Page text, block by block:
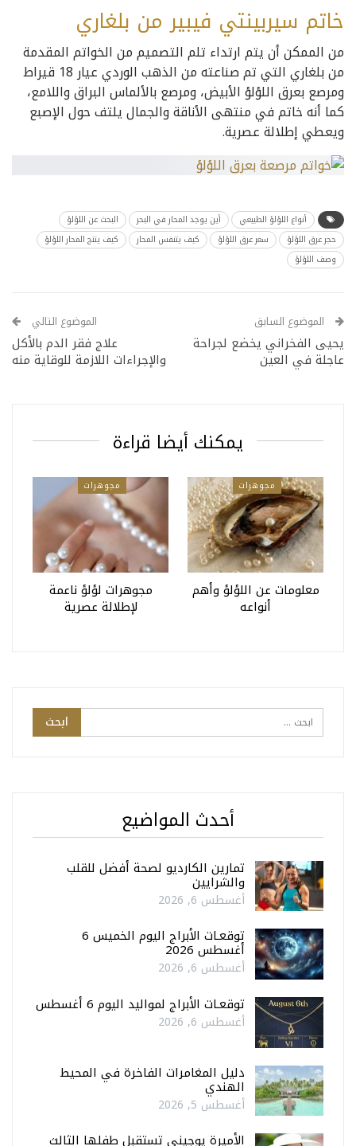
خاتم سيربينتي فيبير من بلغاري
من الممكن أن يتم ارتداء تلم التصميم من الخواتم المقدمة
من بلغاري التي تم صناعته من الذهب الوردي عيار 18 قيراط
ومرصع بعرق اللؤلؤ الأبيض، ومرصع بالألماس البراق واللامع،
كما أنه خاتم في منتهى الأناقة والجمال يلتف حول الإصبع
ويعطي إطلالة عصرية.
أنواع اللؤلؤ الطبيعي أين يوجد المحار في البحر
البحث عن اللؤلؤ
حجر عرق اللؤلؤ
سعر عرق اللؤلؤ كيف يتنفس المحار
كيف ينتج المحار اللؤلؤ
وصف اللؤلؤ
الموضوع السابق
يحيى الفخراني يخضع لجراحة
عاجلة في العين
الموضوع التالي
علاج فقر الدم بالأكل
والإجراءات اللازمة للوقاية منه
يمكنك أيضا قراءة
مجوهرات
معلومات عن اللؤلؤ وأهم
أنواعه
مجوهرات
مجوهرات لؤلؤ ناعمة
لإطلالة عصرية
أحدث المواضيع
تمارين الكارديو لصحة أفضل للقلب
والشرايين
أغسطس 6, 2026
توقعـات الأبراج اليوم الخميس 6
أغسطس 2026
أغسطس 6, 2026
توقعـات الأبراج لمواليد اليوم 6 أغسطس
أغسطس 6, 2026
دليل المغامرات الفاخرة في المحيط
الهندي
أغسطس 5, 2026
الأميرة يوجيني تستقبل طفلها الثالث